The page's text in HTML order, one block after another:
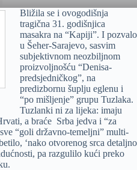
Bližila se i ovogodišnja
tragična 31. godišnjica
masakra na “Kapiji”. I pozvalo
u Šeher-Sarajevo, sasvim
subjektivnom neozbiljnom
proizvoljnošću “Denisa-
predsjedničkog”, na
predizbornu šuplju eglenu i
“po mišljenje” grupu Tuzlaka.
Tuzlanki ni za lijeka: imaju
a braće Srba jedva i “za
“goli državno-temeljni” multi-
‘nako otvorenog srca detaljno
pa razgulilo kući preko